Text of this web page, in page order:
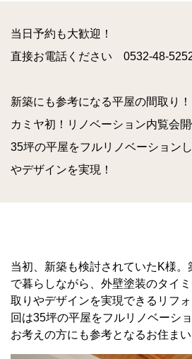
当日予約も大歓迎！
直接お電話ください 0532-48-
新築にも参考になる平屋の間取り！
カミヤ初！リノベーション内覧会開
35坪の平屋をフルリノベーション
やデザインを実現！
当初、新築も検討されていたK様
で暮らしながら、外壁塗装のタイ
取りやデザインを実現できるリフ
回は35坪の平屋をフルリノベーシ
お考えの方にも参考となるお住まい